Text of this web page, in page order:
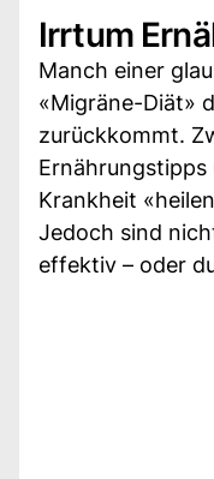
Irrtum
Manch einer
«Migräne-Diät»
zurückkommt.
Ernährungstipps
Krankheit
Jedoch sind
effektiv – oder